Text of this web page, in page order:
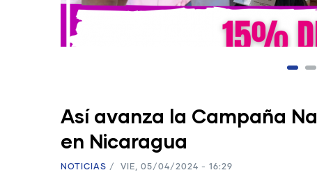
Así avanza la Campaña
en Nicaragua
NOTICIAS / VIE, 05/04/2024 - 16:29